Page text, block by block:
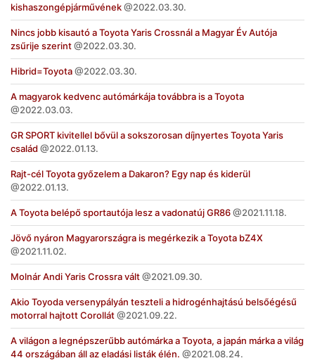
kishaszongépjárművének
2022.03.30.
Nincs jobb kisautó a Toyota Yaris Crossnál a Magyar Év Autója
zsűrije szerint
2022.03.30.
Hibrid=Toyota 2022.03.30.
A magyarok kedvenc autómárkája továbbra is a Toyota
2022.03.03.
GR SPORT kivitellel bővül a sokszorosan díjnyertes Toyota Yaris
család
2022.01.13.
Rajt-cél Toyota győzelem a Dakaron? Egy nap és kiderül
2022.01.13.
A Toyota belépő sportautója lesz a vadonatúj GR86 2021.11.18.
Jövő nyáron Magyarországra is megérkezik a Toyota bZ4X
2021.11.02.
Molnár Andi Yaris Crossra vált 2021.09.30.
Akio Toyoda versenypályán teszteli a hidrogénhajtású belsőégésű
motorral hajtott Corollát
2021.09.22.
A világon a legnépszerűbb autómárka a Toyota, a japán márka a világ
44 országában áll az eladási listák élén.
2021.08.24.